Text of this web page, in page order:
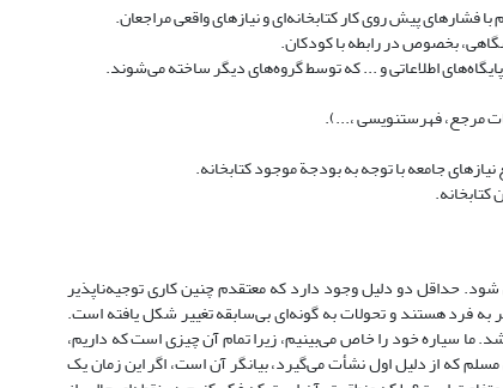
پیش روی کار کتابخانه‌ای و نیازهای واقعی مراجعان.
بخصوص در رابطه با کودکان.
اطلاعاتی و ... که توسط گروه‌های دیگر ساخته می‌شوند.
مرجع، فهرستنویسی ،...).
جامعه با توجه به بودجة موجود کتابخانه.
کتابخانه.
شود. حداقل دو دلیل وجود دارد که معتقدم چنین کاری توجیه‌ناپذیر
فرد هستند و تحولات به گونه‌ای بی‌سابقه تغییر شکل یافته است.
سیاره خود را خاص می‌بینیم، زیرا تمام آن چیزی است که داریم،
که از دلیل اول نشأت می‌گیرد، بیانگر آن است، اگر این زمان یک